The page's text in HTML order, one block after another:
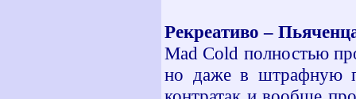
Рекреативо –
Mad Cold полностью
но даже в штрафную